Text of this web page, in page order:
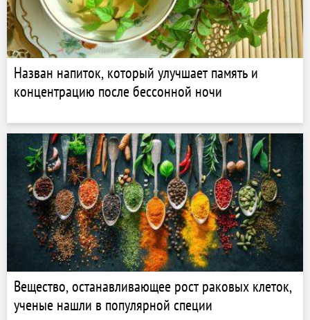
Назван напиток, который улучшает память и
концентрацию после бессонной ночи
Вещество, останавливающее рост раковых клеток,
ученые нашли в популярной специи